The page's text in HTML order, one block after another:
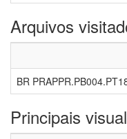
Arquivos
BR
Principais